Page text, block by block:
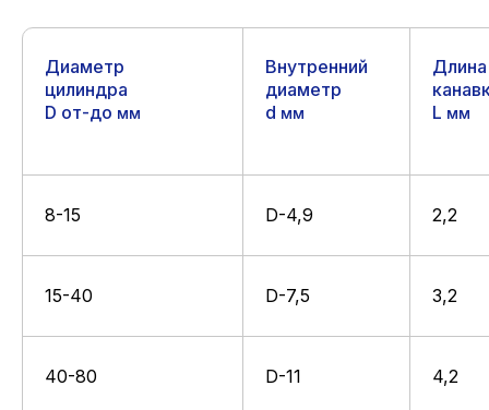
Диаметр
цилиндра
D от-до мм
Внутренний
диаметр
d мм
Длина
L мм
8-15 D-4,9 2,2
15-40 D-7,5 3,2
40-80 D-11 4,2